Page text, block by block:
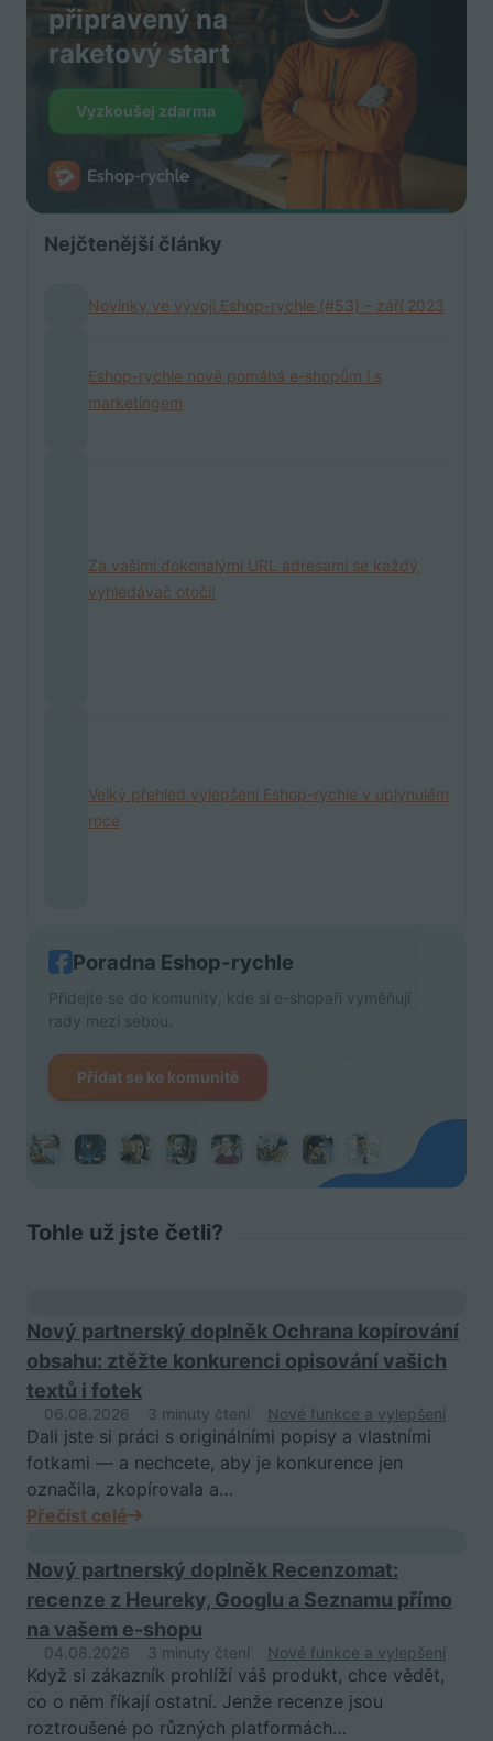
připravený na
raketový start
Vyzkoušej zdarma
Nejčtenější články
Novinky ve vývoji Eshop-rychle (#53) – září 2023
Eshop-rychle nově pomáhá e-shopům i s
marketingem
Za vašimi dokonalými URL adresami se každý
vyhledávač otočí!
Velký přehled vylepšení Eshop-rychle v uplynulém
roce
Poradna Eshop-rychle
Přidejte se do komunity, kde si e-shopaři vyměňují
rady mezi sebou.
Přidat se ke komunitě
Tohle už jste četli?
Nový partnerský doplněk Ochrana kopírování
obsahu: ztěžte konkurenci opisování vašich
textů i fotek
06.08.2026 3 minuty čtení Nové funkce a vylepšení
Dali jste si práci s originálními popisy a vlastními
fotkami — a nechcete, aby je konkurence jen
označila, zkopírovala a…
Přečíst celé
Nový partnerský doplněk Recenzomat:
recenze z Heureky, Googlu a Seznamu přímo
na vašem e-shopu
04.08.2026 3 minuty čtení Nové funkce a vylepšení
Když si zákazník prohlíží váš produkt, chce vědět,
co o něm říkají ostatní. Jenže recenze jsou
roztroušené po různých platformách…